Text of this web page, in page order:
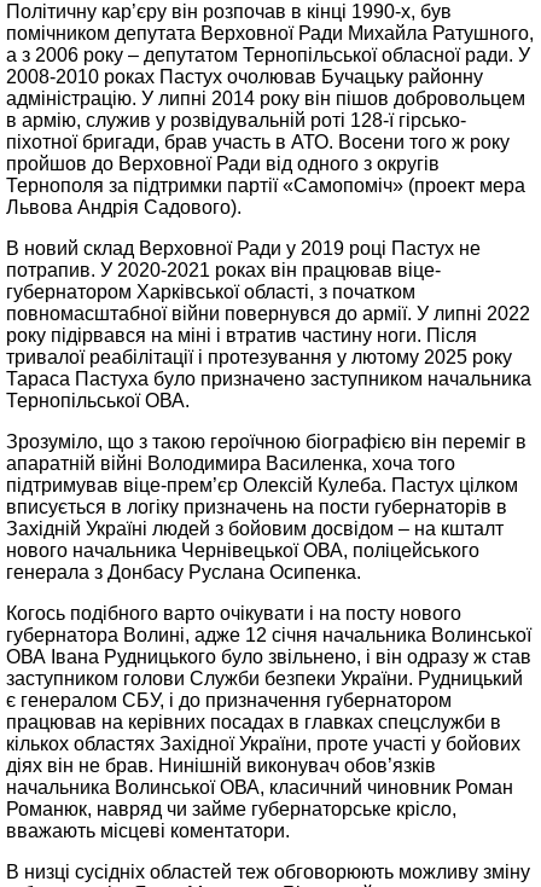
Політичну кар’єру він розпочав в кінці 1990-х, був
помічником депутата Верховної Ради Михайла Ратушного,
а з 2006 року – депутатом Тернопільської обласної ради. У
2008-2010 роках Пастух очолював Бучацьку районну
адміністрацію. У липні 2014 року він пішов добровольцем
в армію, служив у розвідувальній роті 128-ї гірсько-
піхотної бригади, брав участь в АТО. Восени того ж року
пройшов до Верховної Ради від одного з округів
Тернополя за підтримки партії «Самопоміч» (проект мера
Львова Андрія Садового).
В новий склад Верховної Ради у 2019 році Пастух не
потрапив. У 2020-2021 роках він працював віце-
губернатором Харківської області, з початком
повномасштабної війни повернувся до армії. У липні 2022
року підірвався на міні і втратив частину ноги. Після
тривалої реабілітації і протезування у лютому 2025 року
Тараса Пастуха було призначено заступником начальника
Тернопільської ОВА.
Зрозуміло, що з такою героїчною біографією він переміг в
апаратній війні Володимира Василенка, хоча того
підтримував віце-прем’єр Олексій Кулеба. Пастух цілком
вписується в логіку призначень на пости губернаторів в
Західній Україні людей з бойовим досвідом – на кшталт
нового начальника Чернівецької ОВА, поліцейського
генерала з Донбасу Руслана Осипенка.
Когось подібного варто очікувати і на посту нового
губернатора Волині, адже 12 січня начальника Волинської
ОВА Івана Рудницького було звільнено, і він одразу ж став
заступником голови Служби безпеки України. Рудницький
є генералом СБУ, і до призначення губернатором
працював на керівних посадах в главках спецслужби в
кількох областях Західної України, проте участі у бойових
діях він не брав. Нинішній виконувач обов’язків
начальника Волинської ОВА, класичний чиновник Роман
Романюк, навряд чи займе губернаторське крісло,
вважають місцеві коментатори.
В низці сусідніх областей теж обговорюють можливу зміну